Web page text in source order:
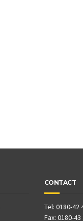
CONTACT
Tel: 0180-42
Fax: 0180-43